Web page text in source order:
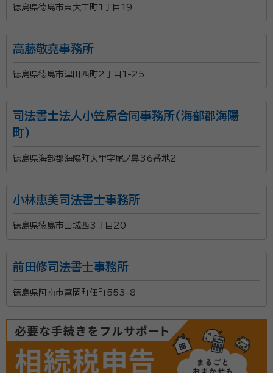
徳島県徳島市東大工町1丁目19
高藤敬堯事務所
徳島県徳島市津田西町2丁目1-25
司法書士法人小笠原合同事務所(海部郡海陽
町)
徳島県海部郡海陽町大里字尾ノ鼻36番地2
小林恵美司法書士事務所
徳島県徳島市山城西3丁目20
前田修司法書士事務所
徳島県阿南市富岡町佃町553-8